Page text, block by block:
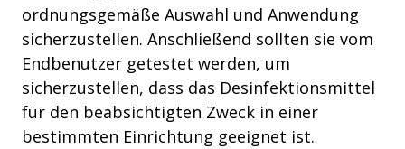
ordnungsgemäße Auswahl und Anwendung
sicherzustellen. Anschließend sollten sie vom
Endbenutzer getestet werden, um
sicherzustellen, dass das Desinfektionsmittel
für den beabsichtigten Zweck in einer
bestimmten Einrichtung geeignet ist.